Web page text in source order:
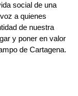
social de una
a quienes
de nuestra
y poner en valor
de Cartagena.